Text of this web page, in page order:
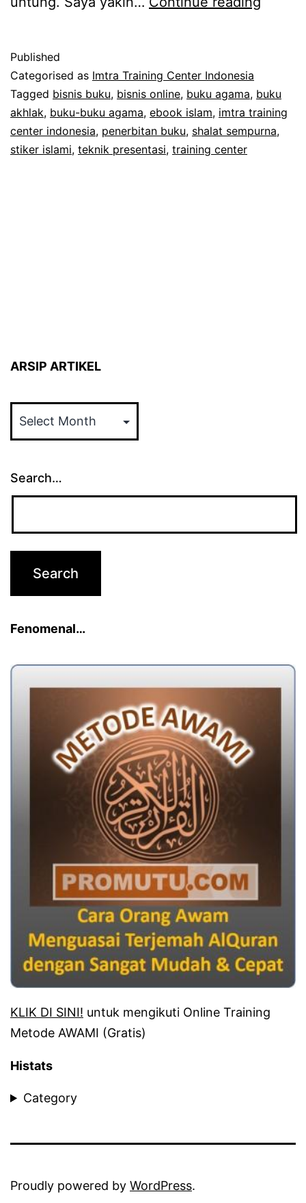
Tiga
Published
Categorised as Imtra Training Center Indonesia
Tagged bisnis buku, bisnis online, buku agama, buku
akhlak, buku-buku agama, ebook islam, imtra training
center indonesia, penerbitan buku, shalat sempurna,
stiker islami, teknik presentasi, training center
ARSIP ARTIKEL
ARTIKEL
Search…
Fenomenal…
KLIK DI SINI! untuk mengikuti Online Training
Metode AWAMI (Gratis)
Histats
Category
Proudly powered by WordPress.